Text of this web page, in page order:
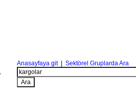
Anasayfaya git| Sektörel Gruplarda Ara